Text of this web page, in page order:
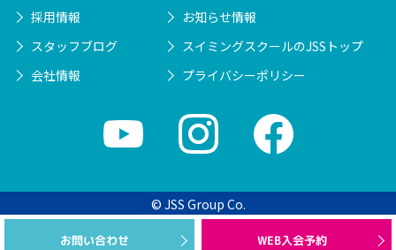
採用情報
お知らせ情報
スタッフブログ
スイミングスクールのJSSトップ
会社情報
プライバシーポリシー
© JSS Group Co.
お問い合わせ WEB入会予約